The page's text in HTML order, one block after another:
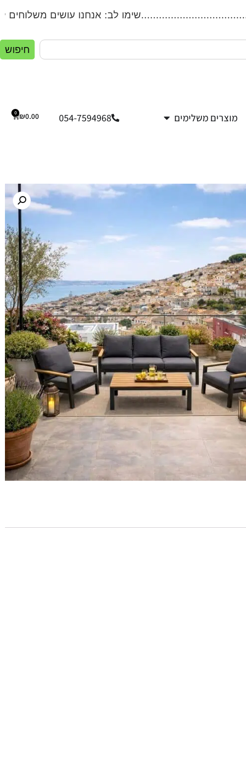
לב: אנחנו עושים
חיפוש
מוצרים משלימים 054-7594968
₪0.00
0